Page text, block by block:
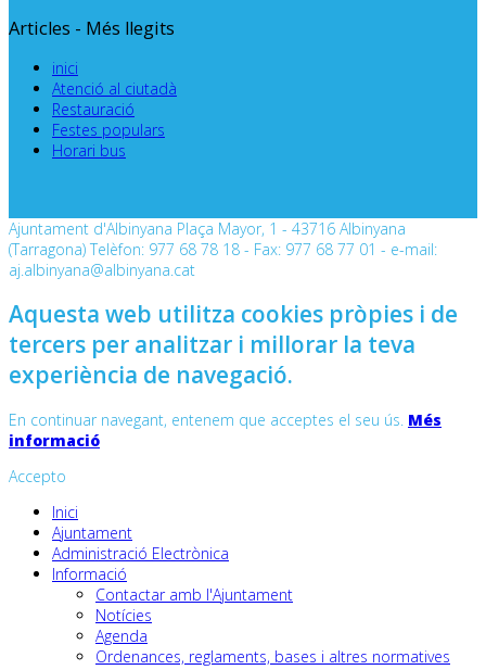
Articles - Més llegits
inici
Atenció al ciutadà
Restauració
Festes populars
Horari bus
Ajuntament d'Albinyana Plaça Mayor, 1 - 43716 Albinyana
(Tarragona) Telèfon: 977 68 78 18 - Fax: 977 68 77 01 - e-mail:
aj.albinyana@albinyana.cat
Aquesta web utilitza cookies pròpies i de
tercers per analitzar i millorar la teva
experiència de navegació.
En continuar navegant, entenem que acceptes el seu ús. Més
informació
Accepto
Inici
Ajuntament
Administració Electrònica
Informació
Contactar amb l'Ajuntament
Notícies
Agenda
Ordenances, reglaments, bases i altres normatives